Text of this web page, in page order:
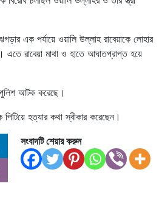
এক পর্যায়ে ওয়ালি উল্লাহ রাবেয়াকে লোহার
এতে রাবেয়া মাথা ও হাতে আঘাতপ্রাপ্ত হয়ে
আটক করেছে।
পিটিয়ে হত্যার কথা স্বীকার করেছেন।
সংবাদটি শেয়ার করুন